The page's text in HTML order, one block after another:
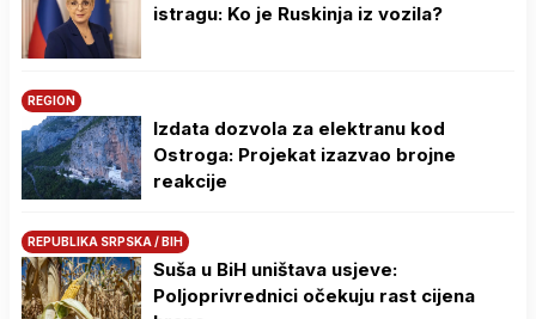
istragu: Ko je Ruskinja iz vozila?
REGION
Izdata dozvola za elektranu kod
Ostroga: Projekat izazvao brojne
reakcije
REPUBLIKA SRPSKA / BIH
Suša u BiH uništava usjeve:
Poljoprivrednici očekuju rast cijena